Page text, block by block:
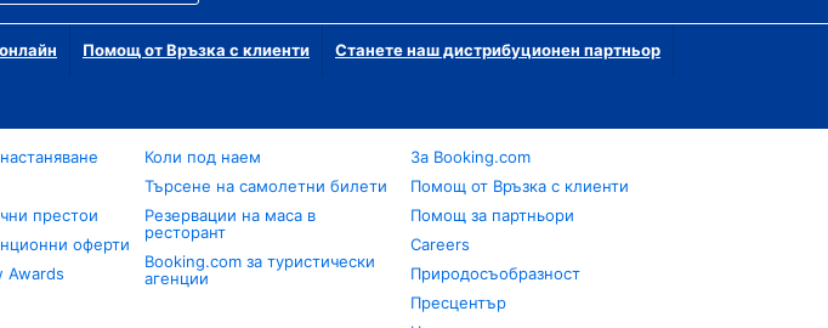
Помощ от Връзка с клиенти Станете наш дистрибуционен партньор
престои
оферти
Awards
Коли под наем
Търсене на самолетни билети
Резервации на маса в
ресторант
Booking.com за туристически
агенции
За Booking.com
Помощ от Връзка с клиенти
Помощ за партньори
Careers
Природосъобразност
Пресцентър